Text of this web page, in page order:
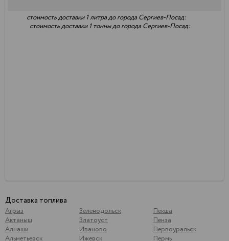
стоимость доставки 1 литра до города Сергиев-Посад:
стоимость доставки 1 тонны до города Сергиев-Посад:
Доставка топлива
Агрыз
Актаныш
Алнаши
Альметьевск
Зеленодольск
Златоуст
Иваново
Ижевск
Пекша
Пенза
Первоуральск
Пермь